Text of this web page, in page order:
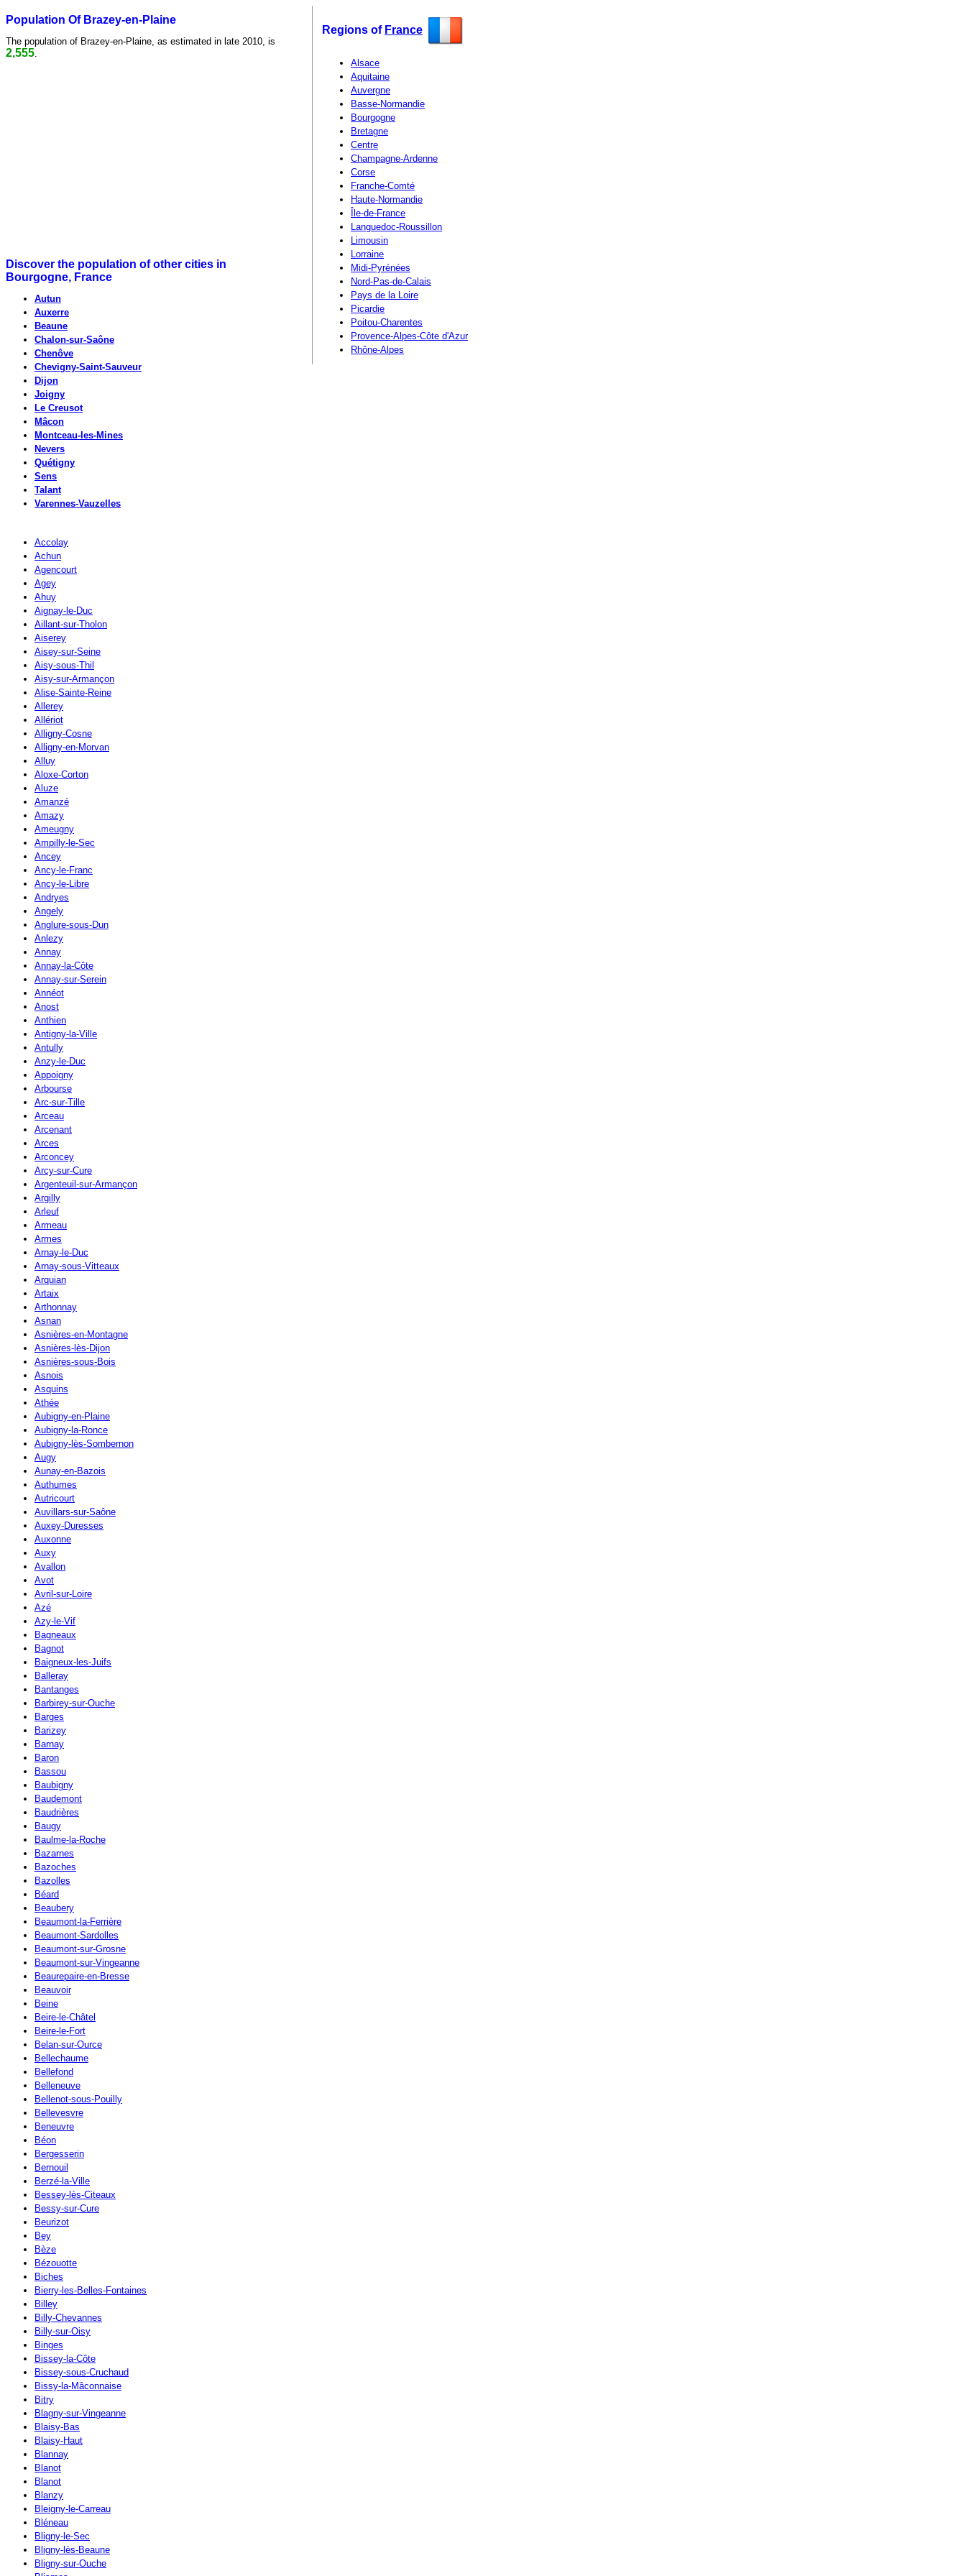
Population Of Brazey-en-Plaine
The population of Brazey-en-Plaine, as estimated in late 2010, is
2,555
Discover the population of other cities in
Bourgogne, France
Autun
Auxerre
Beaune
Chalon-sur-Saône
Chenôve
Chevigny-Saint-Sauveur
Dijon
Joigny
Le Creusot
Mâcon
Montceau-les-Mines
Nevers
Quétigny
Sens
Talant
Varennes-Vauzelles
Accolay
Achun
Agencourt
Agey
Ahuy
Aignay-le-Duc
Aillant-sur-Tholon
Aiserey
Aisey-sur-Seine
Aisy-sous-Thil
Aisy-sur-Armançon
Alise-Sainte-Reine
Allerey
Allériot
Alligny-Cosne
Alligny-en-Morvan
Alluy
Aloxe-Corton
Aluze
Amanzé
Amazy
Ameugny
Ampilly-le-Sec
Ancey
Ancy-le-Franc
Ancy-le-Libre
Andryes
Angely
Anglure-sous-Dun
Anlezy
Annay
Annay-la-Côte
Annay-sur-Serein
Annéot
Anost
Anthien
Antigny-la-Ville
Antully
Anzy-le-Duc
Appoigny
Arbourse
Arc-sur-Tille
Arceau
Arcenant
Arces
Arconcey
Arcy-sur-Cure
Argenteuil-sur-Armançon
Argilly
Arleuf
Armeau
Armes
Arnay-le-Duc
Arnay-sous-Vitteaux
Arquian
Artaix
Arthonnay
Asnan
Asnières-en-Montagne
Asnières-lès-Dijon
Asnières-sous-Bois
Asnois
Asquins
Athée
Aubigny-en-Plaine
Aubigny-la-Ronce
Aubigny-lès-Sombernon
Augy
Aunay-en-Bazois
Authumes
Autricourt
Auvillars-sur-Saône
Auxey-Duresses
Auxonne
Auxy
Avallon
Avot
Avril-sur-Loire
Azé
Azy-le-Vif
Bagneaux
Bagnot
Baigneux-les-Juifs
Balleray
Bantanges
Barbirey-sur-Ouche
Barges
Barizey
Barnay
Baron
Bassou
Baubigny
Baudemont
Baudrières
Baugy
Baulme-la-Roche
Bazarnes
Bazoches
Bazolles
Béard
Beaubery
Beaumont-la-Ferrière
Beaumont-Sardolles
Beaumont-sur-Grosne
Beaumont-sur-Vingeanne
Beaurepaire-en-Bresse
Beauvoir
Beine
Beire-le-Châtel
Beire-le-Fort
Belan-sur-Ource
Bellechaume
Bellefond
Belleneuve
Bellenot-sous-Pouilly
Bellevesvre
Beneuvre
Béon
Bergesserin
Bernouil
Berzé-la-Ville
Bessey-lès-Citeaux
Bessy-sur-Cure
Beurizot
Bey
Bèze
Bézouotte
Biches
Bierry-les-Belles-Fontaines
Billey
Billy-Chevannes
Billy-sur-Oisy
Binges
Bissey-la-Côte
Bissey-sous-Cruchaud
Bissy-la-Mâconnaise
Bitry
Blagny-sur-Vingeanne
Blaisy-Bas
Blaisy-Haut
Blannay
Blanot
Blanot
Blanzy
Bleigny-le-Carreau
Bléneau
Bligny-le-Sec
Bligny-lès-Beaune
Bligny-sur-Ouche
Regions of France
Alsace
Aquitaine
Auvergne
Basse-Normandie
Bourgogne
Bretagne
Centre
Champagne-Ardenne
Corse
Franche-Comté
Haute-Normandie
Île-de-France
Languedoc-Roussillon
Limousin
Lorraine
Midi-Pyrénées
Nord-Pas-de-Calais
Pays de la Loire
Picardie
Poitou-Charentes
Provence-Alpes-Côte d'Azur
Rhône-Alpes